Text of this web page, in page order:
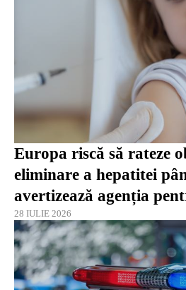
Europa riscă să rateze
eliminare a hepatitei
avertizează agenția
28 IULIE 2026